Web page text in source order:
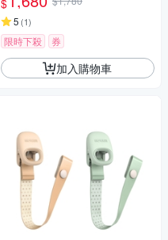
瓶/母嬰用品/新生禮/紫外線消
毒/FDA食品接觸認證/學習水杯
$
5 (1)
限時下殺 券
加入購物車